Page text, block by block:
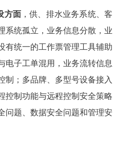
方面 ，供、排水业务系统、客
系统孤立，业务信息分散，业
有统一的工作票管理工具辅助
电子工单混用，业务流转信息
制；多品牌、多型号设备接入
控制功能与远程控制安全策略
问题、数据安全问题和管理安